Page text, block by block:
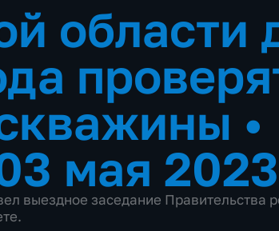
области
•
мая
выездное заседание Правительства